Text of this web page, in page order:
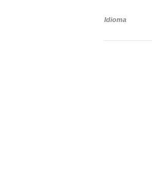
Idioma